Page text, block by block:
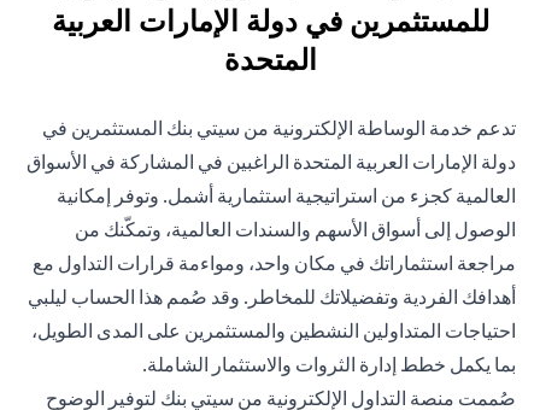
للمستثمرين في دولة الإمارات العربية
المتحدة
تدعم خدمة الوساطة الإلكترونية من سيتي بنك المستثمرين في
دولة الإمارات العربية المتحدة الراغبين في المشاركة في الأسواق
العالمية كجزء من استراتيجية استثمارية أشمل. وتوفر إمكانية
الوصول إلى أسواق الأسهم والسندات العالمية، وتمكّنك من
مراجعة استثماراتك في مكان واحد، ومواءمة قرارات التداول مع
أهدافك الفردية وتفضيلاتك للمخاطر. وقد صُمم هذا الحساب ليلبي
احتياجات المتداولين النشطين والمستثمرين على المدى الطويل،
بما يكمل خطط إدارة الثروات والاستثمار الشاملة.
صُممت منصة التداول الإلكترونية من سيتي بنك لتوفير الوضوح